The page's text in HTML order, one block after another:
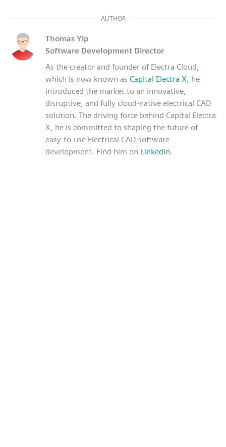
AUTHOR
Thomas Yip
Software Development Director
As the creator and founder of Electra Cloud,
which is now known as Capital Electra X, he
introduced the market to an innovative,
disruptive, and fully cloud-native electrical CAD
solution. The driving force behind Capital Electra
X, he is committed to shaping the future of
easy-to-use Electrical CAD software
development. Find him on Linkedin.